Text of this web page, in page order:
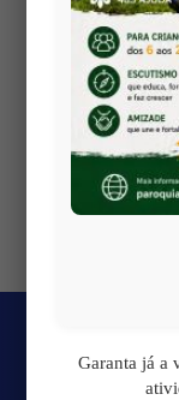
Artigos
2026 1
2026
2026
2026
2026 Periodo
Garanta já a